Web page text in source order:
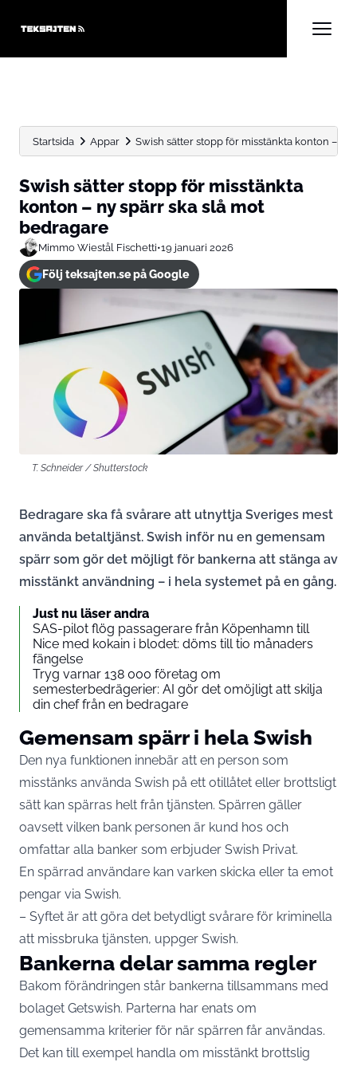
Startsida Appar Swish sätter stopp för misstänkta konton – ny
Swish sätter stopp för misstänkta
konton – ny spärr ska slå mot
bedragare
Mimmo Wiestål Fischetti•19 januari 2026
Följ teksajten.se på Google
T. Schneider / Shutterstock
Bedragare ska få svårare att utnyttja Sveriges mest
använda betaltjänst. Swish inför nu en gemensam
spärr som gör det möjligt för bankerna att stänga av
misstänkt användning – i hela systemet på en gång.
Just nu läser andra
SAS-pilot flög passagerare från Köpenhamn till
Nice med kokain i blodet: döms till tio månaders
fängelse
Tryg varnar 138 000 företag om
semesterbedrägerier: AI gör det omöjligt att skilja
din chef från en bedragare
Gemensam spärr i hela Swish
Den nya funktionen innebär att en person som
misstänks använda Swish på ett otillåtet eller brottsligt
sätt kan spärras helt från tjänsten. Spärren gäller
oavsett vilken bank personen är kund hos och
omfattar alla banker som erbjuder Swish Privat.
En spärrad användare kan varken skicka eller ta emot
pengar via Swish.
– Syftet är att göra det betydligt svårare för kriminella
att missbruka tjänsten, uppger Swish.
Bankerna delar samma regler
Bakom förändringen står bankerna tillsammans med
bolaget Getswish. Parterna har enats om
gemensamma kriterier för när spärren får användas.
Det kan till exempel handla om misstänkt brottslig